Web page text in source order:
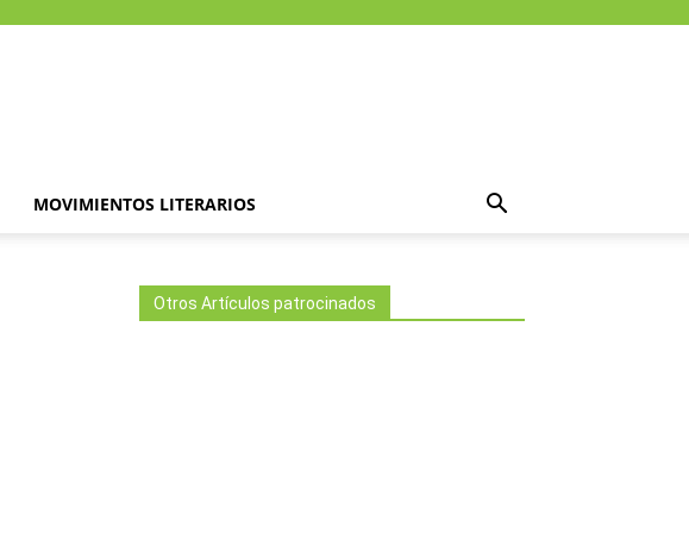
MOVIMIENTOS LITERARIOS
Otros Artículos patrocinados